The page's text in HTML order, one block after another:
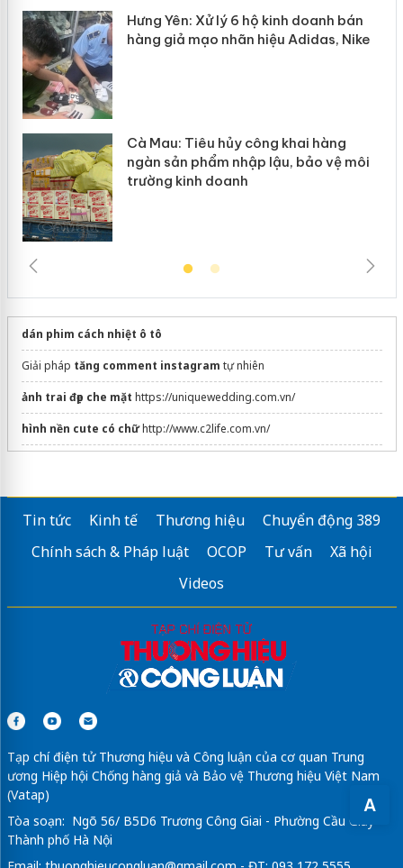
A
Hưng Yên: Xử lý 6 hộ kinh doanh bán
hàng giả mạo nhãn hiệu Adidas, Nike
Cà Mau: Tiêu hủy công khai hàng
ngàn sản phẩm nhập lậu, bảo vệ môi
trường kinh doanh
dán phim cách nhiệt ô tô
Giải pháp tăng comment instagram tự nhiên
ảnh trai đẹp che mặt https://uniquewedding.com.vn/
hình nền cute có chữhttp://www.c2life.com.vn/
Giá thuê máy photo màu
Tin tức Kinh tế Thương hiệu
Chuyển động 389
Chính sách & Pháp luật
OCOP Tư vấn
Xã hội
Videos
Tạp chí điện tử Thương hiệu và Công luận của cơ quan Trung
ương Hiệp hội Chống hàng giả và Bảo vệ Thương hiệu Việt Nam
(Vatap)
Tòa soạn: Ngõ 56/ B5D6 Trương Công Giai - Phường Cầu Giấy -
Thành phố Hà Nội